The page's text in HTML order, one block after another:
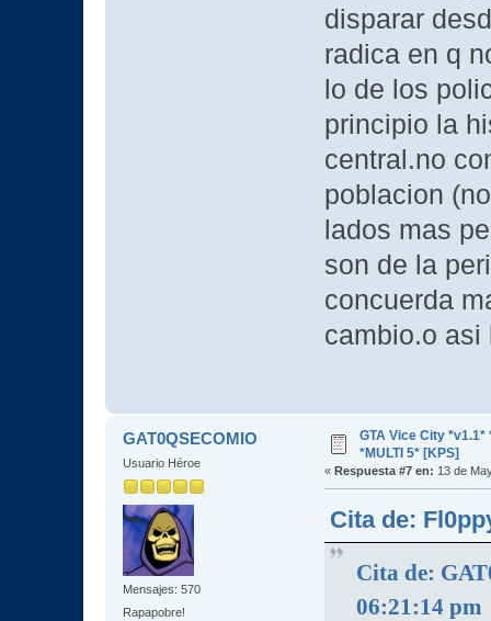
disparar
radica en q
lo de los
principio la
central.no
poblacion
lados mas
son de la
concuerda
cambio.o asi
GAT0QSECOMIO
Usuario Héroe
Mensajes: 570
Rapapobre!
GTA Vice City *v1.1*
*MULTI 5* [KPS]
« Respuesta #7 en: 13 de
Cita de:
Cita de:
06:21:14 pm